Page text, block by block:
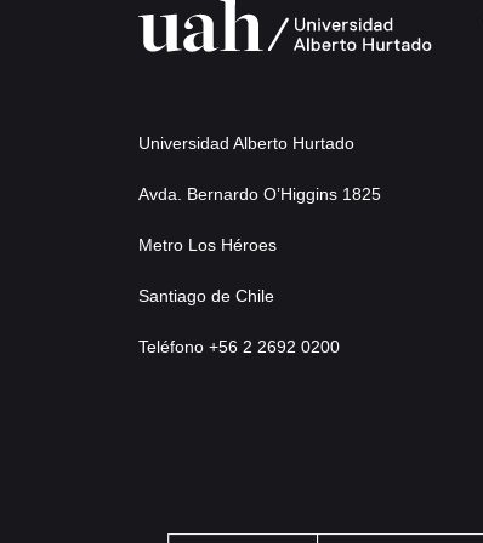
Universidad Alberto Hurtado
Avda. Bernardo O’Higgins 1825
Metro Los Héroes
Santiago de Chile
Teléfono +56 2 2692 0200